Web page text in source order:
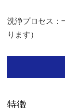
洗浄プロセス
ります）
特徴